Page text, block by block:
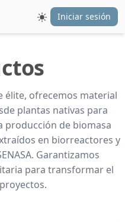
Iniciar sesión
élite, ofrecemos material
plantas nativas para
producción de biomasa
en biorreactores y
Garantizamos
para transformar el